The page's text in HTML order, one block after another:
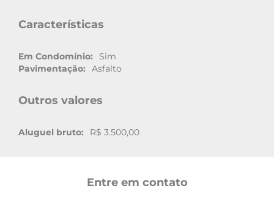
Características
Em Condomínio:
Sim
Pavimentação:
Asfalto
Outros valores
Aluguel bruto: R$ 3.500,00
Entre em contato